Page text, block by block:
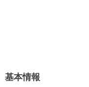
基本情報